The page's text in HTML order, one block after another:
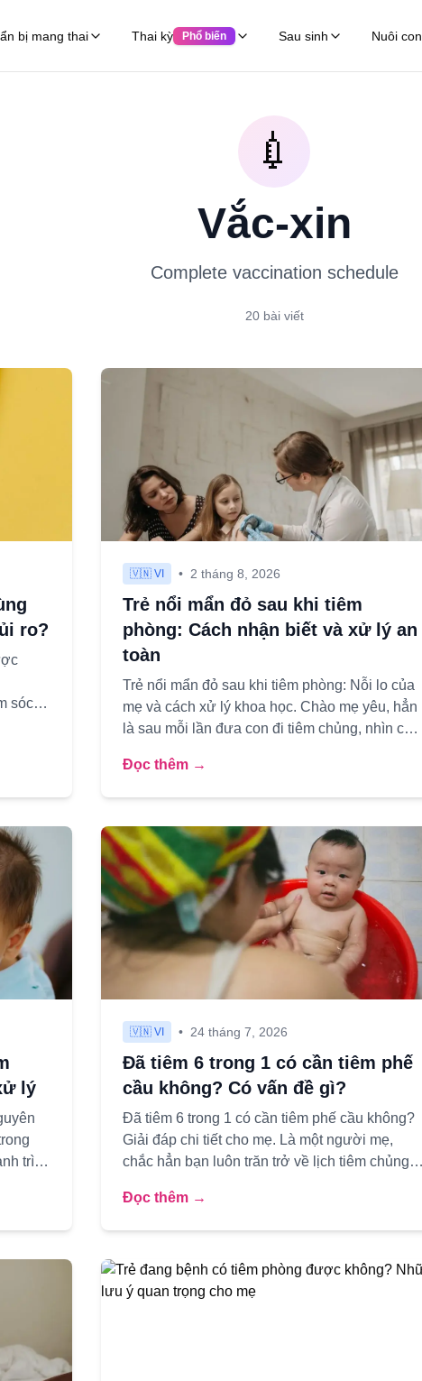
bị mang thai Thai kỳ Phổ biến Sau sinh Nuôi con
💉
Vắc-xin
Complete vaccination schedule
20bài viết
ro?
sóc
🇻🇳 VI • 2 tháng 8, 2026
Trẻ nổi mẩn đỏ sau khi tiêm
phòng: Cách nhận biết và xử lý an
toàn
Trẻ nổi mẩn đỏ sau khi tiêm phòng: Nỗi lo của
mẹ và cách xử lý khoa học. Chào mẹ yêu, hẳn
là sau mỗi lần đưa con đi tiêm chủng, nhìn con
Đọc thêm →
lý
trình
🇻🇳 VI • 24 tháng 7, 2026
Đã tiêm 6 trong 1 có cần tiêm phế
cầu không? Có vấn đề gì?
Đã tiêm 6 trong 1 có cần tiêm phế cầu không?
Giải đáp chi tiết cho mẹ. Là một người mẹ,
chắc hẳn bạn luôn trăn trở về lịch tiêm chủng
Đọc thêm →